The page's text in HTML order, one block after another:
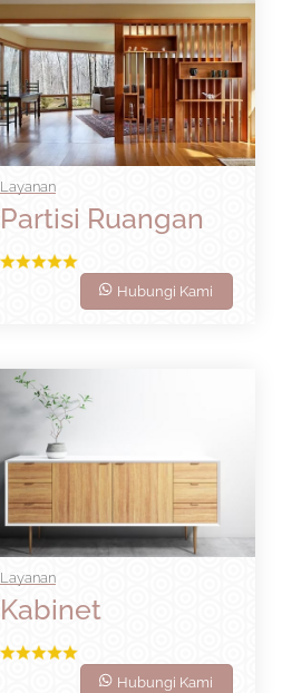
Layanan
Partisi Ruangan
Hubungi Kami
Layanan
Kabinet
Hubungi Kami